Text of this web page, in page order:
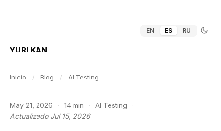
EN ES RU
YURI KAN
Inicio / Blog / AI Testing
May 21, 2026 · 14 min · AI Testing
·
Actualizado Jul 15, 2026